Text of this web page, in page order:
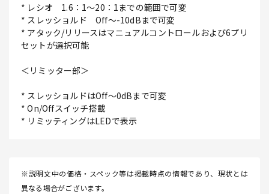
* レシオ 1.6：1～20：1までの範囲で可変
* スレッショルド Off～-10dBまで可変
* アタック/リリースはマニュアルコントロールおよび6プリ
セットが選択可能
＜リミッター部＞
* スレッショルドはOff～0dBまで可変
* On/Offスイッチ搭載
* リミッティングはLEDで表示
※説明文中の価格・スペック等は掲載時点の情報であり、現状とは
異なる場合がございます。